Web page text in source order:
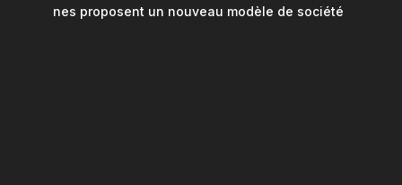
nes proposent un nouveau modèle de société